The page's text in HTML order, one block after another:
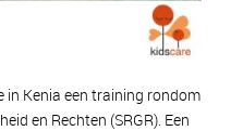
in Kenia een training rondom
en Rechten (SRGR). Een